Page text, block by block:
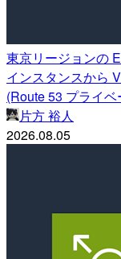
東京リージョンの
インスタンスから
(Route 53 プライ
片方 裕人
2026.08.05